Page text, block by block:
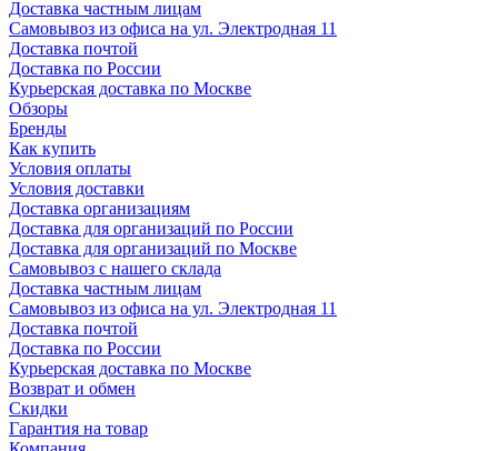
Доставка частным лицам
Самовывоз из офиса на ул. Электродная 11
Доставка почтой
Доставка по России
Курьерская доставка по Москве
Обзоры
Бренды
Как купить
Условия оплаты
Условия доставки
Доставка организациям
Доставка для организаций по России
Доставка для организаций по Москве
Самовывоз с нашего склада
Доставка частным лицам
Самовывоз из офиса на ул. Электродная 11
Доставка почтой
Доставка по России
Курьерская доставка по Москве
Возврат и обмен
Скидки
Гарантия на товар